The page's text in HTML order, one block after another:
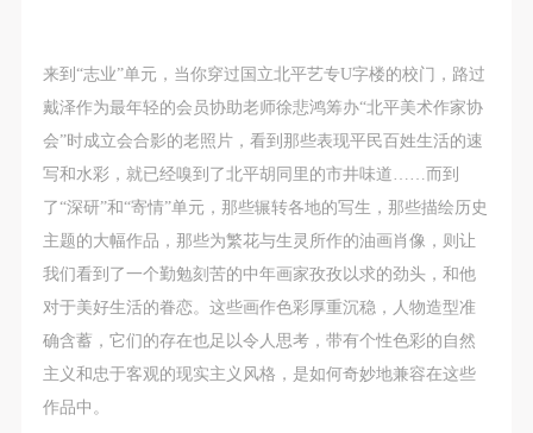
来到“志业”单元，当你穿过国立北平艺专U字楼的校门，路过
戴泽作为最年轻的会员协助老师徐悲鸿筹办“北平美术作家协
会”时成立会合影的老照片，看到那些表现平民百姓生活的速
写和水彩，就已经嗅到了北平胡同里的市井味道……而到
了“深研”和“寄情”单元，那些辗转各地的写生，那些描绘历史
主题的大幅作品，那些为繁花与生灵所作的油画肖像，则让
我们看到了一个勤勉刻苦的中年画家孜孜以求的劲头，和他
对于美好生活的眷恋。这些画作色彩厚重沉稳，人物造型准
确含蓄，它们的存在也足以令人思考，带有个性色彩的自然
主义和忠于客观的现实主义风格，是如何奇妙地兼容在这些
作品中。
本协议的补充协议，并不得违反相关法律法规规定。
（2）、本协议自甲乙双方签字（盖章）、勾选之日
起生效。
（3）、本协议包括纸质档和电子档，纸质档—式二
份，甲乙双方各执一份，均具有同等法律效力。
活动参与者意味着接受并承担本协议的全部义务，未
同意者意味着放弃参加此次活动的权利。凡参加这次
活动前，必须事先与自己的家属沟通，取得家属同
意，同时知晓并同意本免责声明。参加者签名/勾选
后，视作其家属也已知晓并同意。
我已认真阅读上述条款，并且同意。
本协议的补充协议，并不得违反相关法律法规规定。
（2）、本协议自甲乙双方签字（盖章）、勾选之日
起生效。
（3）、本协议包括纸质档和电子档，纸质档—式二
份，甲乙双方各执一份，均具有同等法律效力。
活动参与者意味着接受并承担本协议的全部义务，未
同意者意味着放弃参加此次活动的权利。凡参加这次
活动前，必须事先与自己的家属沟通，取得家属同
意，同时知晓并同意本免责声明。参加者签名/勾选
后，视作其家属也已知晓并同意。
我已认真阅读上述条款，并且同意。
本协议的补充协议，并不得违反相关法律法规规定。
（2）、本协议自甲乙双方签字（盖章）、勾选之日
起生效。
（3）、本协议包括纸质档和电子档，纸质档—式二
份，甲乙双方各执一份，均具有同等法律效力。
活动参与者意味着接受并承担本协议的全部义务，未
同意者意味着放弃参加此次活动的权利。凡参加这次
活动前，必须事先与自己的家属沟通，取得家属同
意，同时知晓并同意本免责声明。参加者签名/勾选
后，视作其家属也已知晓并同意。
我已认真阅读上述条款，并且同意。